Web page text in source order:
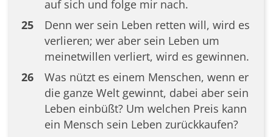
auf sich und folge mir nach.
25
Denn wer sein Leben retten will, wird es
verlieren; wer aber sein Leben um
meinetwillen verliert, wird es gewinnen.
26
Was nützt es einem Menschen, wenn er
die ganze Welt gewinnt, dabei aber sein
Leben einbüßt? Um welchen Preis kann
ein Mensch sein Leben zurückkaufen?